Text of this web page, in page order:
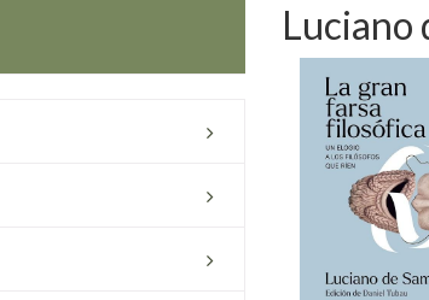
Luciano